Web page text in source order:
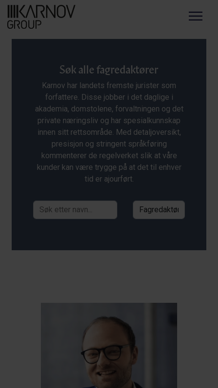
Menu
Søk alle fagredaktører
Karnov har landets fremste jurister som
forfattere. Disse jobber i det daglige i
akademia, domstolene, forvaltningen og det
private næringsliv og har spesialkunnskap
innen sitt rettsområde. Med detaljoversikt,
presisjon og stringent språkføring
kommenterer de regelverket slik at våre
kunder kan være trygge på at det til enhver
tid er ajourført.